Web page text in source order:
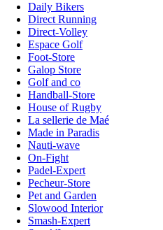
Daily Bikers
Direct Running
Direct-Volley
Espace Golf
Foot-Store
Galop Store
Golf and co
Handball-Store
House of Rugby
La sellerie de Maé
Made in Paradis
Nauti-wave
On-Fight
Padel-Expert
Pecheur-Store
Pet and Garden
Slowood Interior
Smash-Expert